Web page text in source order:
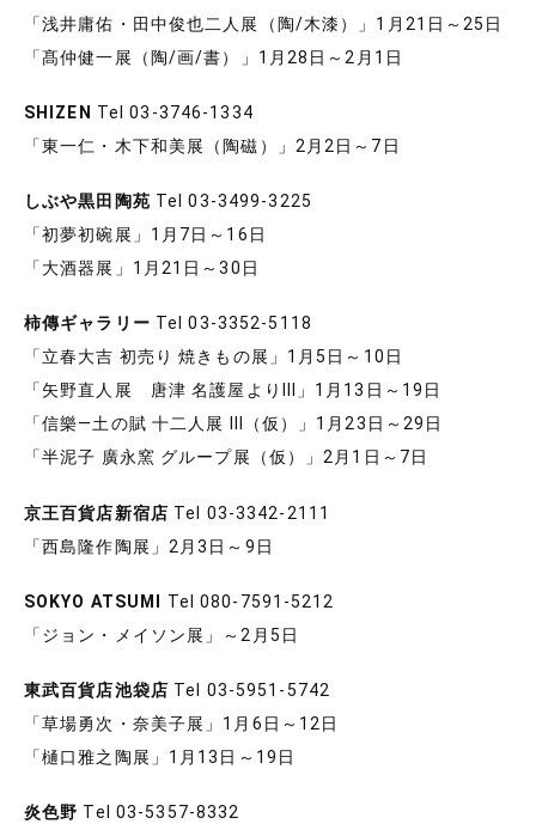
「浅井庸佑・田中俊也二人展（陶/木漆）」1月21日～25日
「髙仲健一展（陶/画/書）」1月28日～2月1日
SHIZEN Tel 03-3746-1334
「東一仁・木下和美展（陶磁）」2月2日～7日
しぶや黒田陶苑 Tel 03-3499-3225
「初夢初碗展」1月7日～16日
「大酒器展」1月21日～30日
柿傳ギャラリー Tel 03-3352-5118
「立春大吉 初売り 焼きもの展」1月5日～10日
「矢野直人展 唐津 名護屋よりⅢ」1月13日～19日
「信樂―土の賦 十二人展 Ⅲ（仮）」1月23日～29日
「半泥子 廣永窯 グループ展（仮）」2月1日～7日
京王百貨店新宿店 Tel 03-3342-2111
「西島隆作陶展」2月3日～9日
SOKYO ATSUMI
Tel 080-7591-5212
「ジョン・メイソン展」～2月5日
東武百貨店池袋店 Tel 03-5951-5742
「草場勇次・奈美子展」1月6日～12日
「樋口雅之陶展」1月13日～19日
炎色野 Tel 03-5357-8332